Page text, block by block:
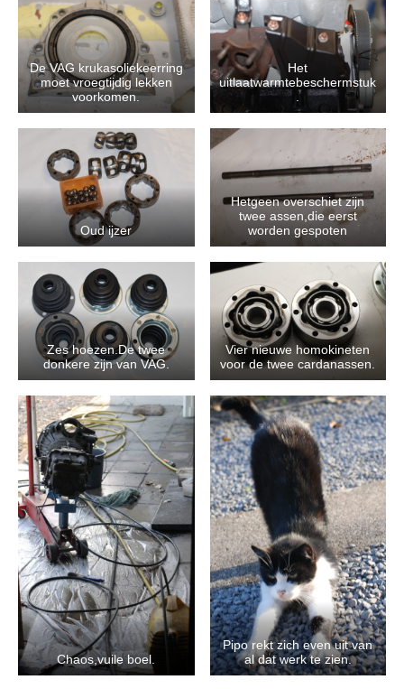
De VAG krukasoliekeerring
moet vroegtijdig lekken
voorkomen.
Het
uitlaatwarmtebeschermstuk
.
Oud ijzer
Hetgeen overschiet zijn
twee assen,die eerst
worden gespoten
Zes hoezen.De twee
donkere zijn van VAG.
Vier nieuwe homokineten
voor de twee cardanassen.
Chaos,vuile boel.
Pipo rekt zich even uit van
al dat werk te zien.